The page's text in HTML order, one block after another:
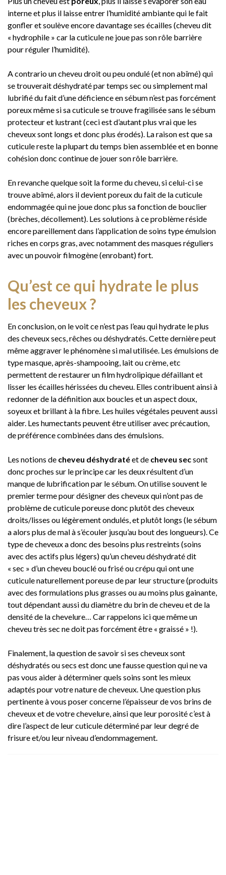
interne et plus il laisse entrer l’humidité ambiante qui le fait
gonfler et soulève encore davantage ses écailles (cheveu dit
« hydrophile » car la cuticule ne joue pas son rôle barrière
pour réguler l’humidité).
A contrario un cheveu droit ou peu ondulé (et non abîmé) qui
se trouverait déshydraté par temps sec ou simplement mal
lubrifié du fait d’une déficience en sébum n’est pas forcément
poreux même si sa cuticule se trouve fragilisée sans le sébum
protecteur et lustrant (ceci est d’autant plus vrai que les
cheveux sont longs et donc plus érodés). La raison est que sa
cuticule reste la plupart du temps bien assemblée et en bonne
cohésion donc continue de jouer son rôle barrière.
En revanche quelque soit la forme du cheveu, si celui-ci se
trouve abîmé, alors il devient poreux du fait de la cuticule
endommagée qui ne joue donc plus sa fonction de bouclier
(brèches, décollement). Les solutions à ce problème réside
encore pareillement dans l’application de soins type émulsion
riches en corps gras, avec notamment des masques réguliers
avec un pouvoir filmogène (enrobant) fort.
Qu’est ce qui hydrate le plus
les cheveux ?
En conclusion, on le voit ce n’est pas l’eau qui hydrate le plus
des cheveux secs, rêches ou déshydratés. Cette dernière peut
même aggraver le phénomène si mal utilisée. Les émulsions de
type masque, après-shampooing, lait ou crème, etc
permettent de restaurer un film hydrolipique défaillant et
lisser les écailles hérissées du cheveu. Elles contribuent ainsi à
redonner de la définition aux boucles et un aspect doux,
soyeux et brillant à la fibre. Les huiles végétales peuvent aussi
aider. Les humectants peuvent être utiliser avec précaution,
de préférence combinées dans des émulsions.
Les notions de cheveu déshydratéet de cheveu secsont
donc proches sur le principe car les deux résultent d’un
manque de lubrification par le sébum. On utilise souvent le
premier terme pour désigner des cheveux qui n’ont pas de
problème de cuticule poreuse donc plutôt des cheveux
droits/lisses ou légèrement ondulés, et plutôt longs (le sébum
a alors plus de mal à s’écouler jusqu’au bout des longueurs). Ce
type de cheveux a donc des besoins plus restreints (soins
avec des actifs plus légers) qu’un cheveu déshydraté dit
« sec » d’un cheveu bouclé ou frisé ou crépu qui ont une
cuticule naturellement poreuse de par leur structure (produits
avec des formulations plus grasses ou au moins plus gainante,
tout dépendant aussi du diamètre du brin de cheveu et de la
densité de la chevelure… Car rappelons ici que même un
cheveu très sec ne doit pas forcément être « graissé » !).
Finalement, la question de savoir si ses cheveux sont
déshydratés ou secs est donc une fausse question qui ne va
pas vous aider à déterminer quels soins sont les mieux
adaptés pour votre nature de cheveux. Une question plus
pertinente à vous poser concerne l’épaisseur de vos brins de
cheveux et de votre chevelure, ainsi que leur porosité c’est à
dire l’aspect de leur cuticule déterminé par leur degré de
frisure et/ou leur niveau d’endommagement.